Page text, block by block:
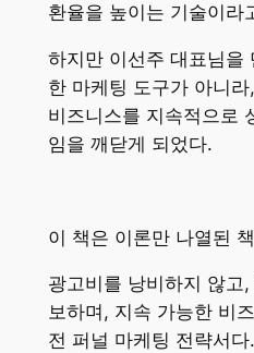
환율을 높이는 기술이라
하지만 이선주 대표님을
한 마케팅 도구가 아니
비즈니스를 지속적으로
임을 깨닫게 되었다.
이 책은 이론만 나열된
광고비를 낭비하지 않고
보하며, 지속 가능한 비
전 퍼널 마케팅 전략서다.